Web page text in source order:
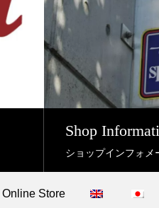
Shop
ショップインフォメ
Online Store